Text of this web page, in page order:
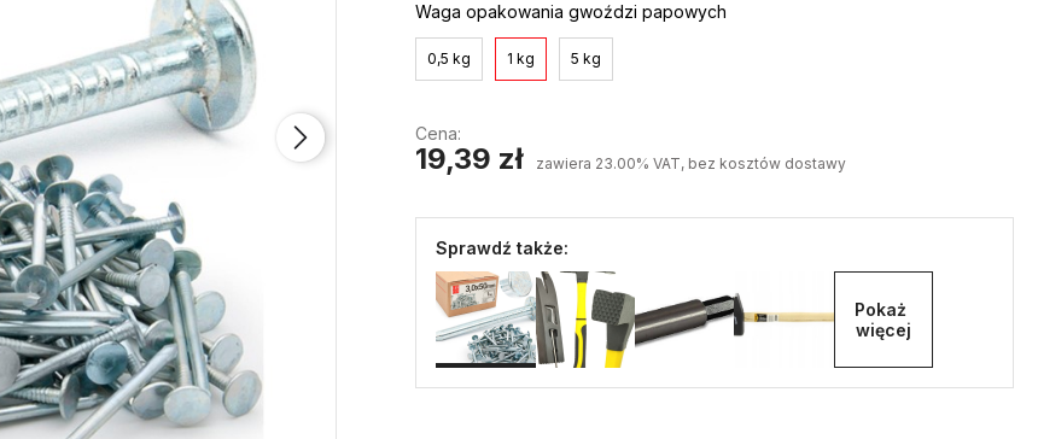
Waga opakowania gwoździ papowych
0,5 kg 1 kg 5 kg
Cena:
19,39 zł zawiera 23.00% VAT, bez kosztów dostawy
Sprawdź także:
Pokaż
więcej